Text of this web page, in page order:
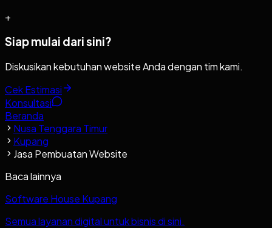
+
Siap mulai dari sini?
Diskusikan kebutuhan website Anda dengan tim kami.
Cek Estimasi
Konsultasi
Beranda
Nusa Tenggara Timur
Kupang
Jasa Pembuatan Website
Baca lainnya
Software House Kupang
Semua layanan digital untuk bisnis di sini.